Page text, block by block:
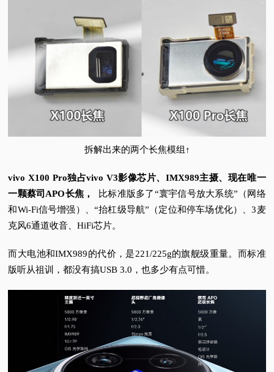
拆解出来的两个长焦模组↑
vivo X100 Pro独占vivo V3影像芯片、IMX989主摄、现在唯一
一颗蔡司APO长焦，
比标准版多了“寰宇信号放大系统”（网络
和Wi-Fi信号增强）、“抬杠级导航”（定位和停车场优化）、3麦
克风6通道收音、HiFi芯片。
而大电池和IMX989的代价，是221/225g的旗舰级重量。 而标准
版听从祖训，都没有搞USB 3.0，也多少有点可惜。